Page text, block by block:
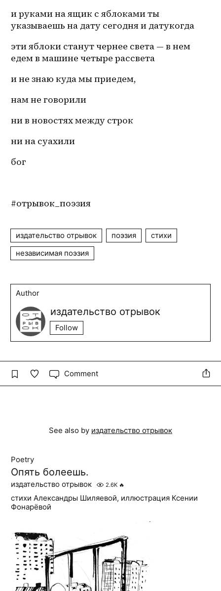
и руками на ящик с яблоками ты
указываешь на дату сегодня и датукогда
эти яблоки станут чернее света — в нем
едем в машине четыре рассвета
и не знаю куда мы приедем,
нам не говорили
ни в новостях между строк
ни на суахили
бог
#отрывок_поэзия
издательство отрывок поэзия
стихи
независимая поэзия
Author
издательство отрывок
Follow
Comment
See also by издательство отрывок
Poetry
Опять болеешь.
издательство отрывок 2.6K 🔥
стихи Александры Шиляевой, иллюстрация Ксении
Фонарёвой